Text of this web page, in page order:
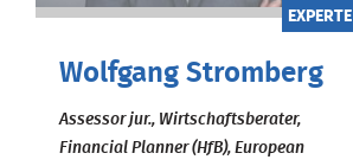
EXPERTE
Wolfgang Stromberg
Assessor jur., Wirtschaftsberater,
Financial Planner (HfB), European